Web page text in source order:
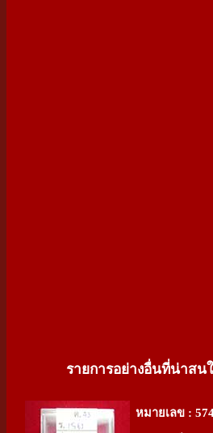
รายการอย่างอื่นที่น่าสน
หมายเลข :